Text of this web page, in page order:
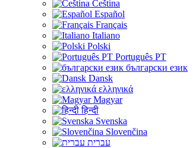
Čeština
Español
Français
Italiano
Polski
Português PT
български език
Dansk
ελληνικά
Magyar
हिन्दी
Svenska
Slovenčina
עברית